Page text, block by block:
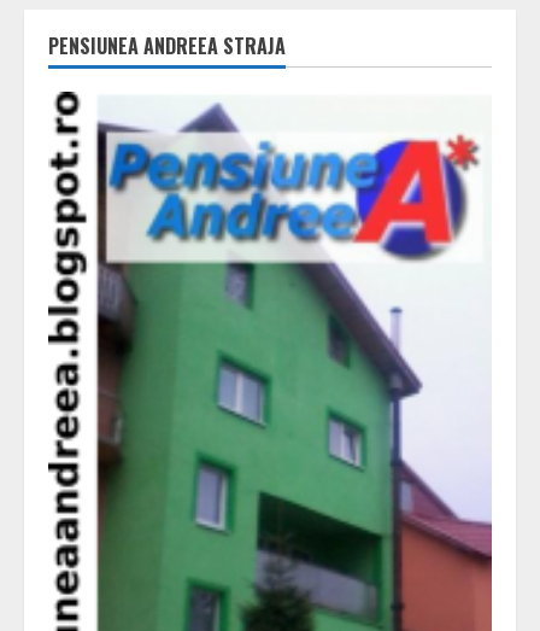
PENSIUNEA ANDREEA STRAJA